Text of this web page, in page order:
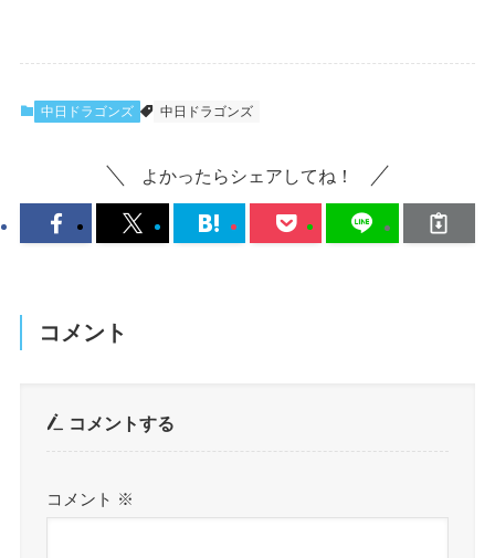
中日ドラゴンズ 中日ドラゴンズ
よかったらシェアしてね！
コメント
コメントする
コメント ※